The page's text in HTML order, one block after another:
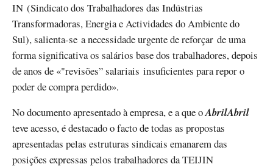
IN (Sindicato dos Trabalhadores das Indústrias
Transformadoras, Energia e Actividades do Ambiente do
Sul), salienta-se a necessidade urgente de reforçar de uma
forma significativa os salários base dos trabalhadores, depois
de anos de «"revisões” salariais insuficientes para repor o
poder de compra perdido».
No documento apresentado à empresa, e a que oAbrilAbril
teve acesso, é destacado o facto de todas as propostas
apresentadas pelas estruturas sindicais emanarem das
posições expressas pelos trabalhadores da TEIJIN